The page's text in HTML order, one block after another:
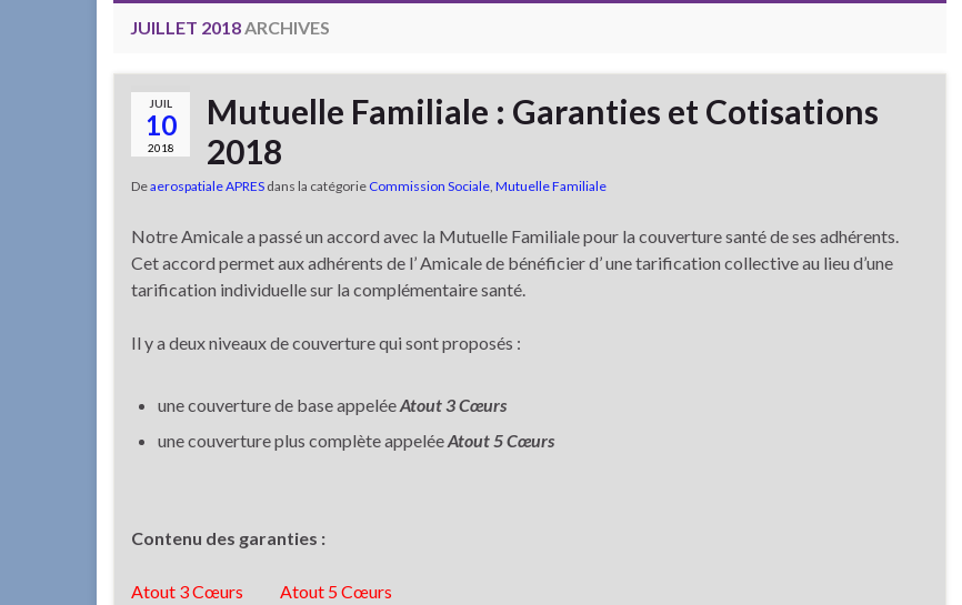
JUILLET 2018ARCHIVES
JUIL
10
2018
Mutuelle Familiale : Garanties et Cotisations
2018
Deaerospatiale APRES dans la catégorie Commission Sociale, Mutuelle Familiale
Notre Amicale a passé un accord avec la Mutuelle Familiale pour la couverture santé de ses adhérents.
Cet accord permet aux adhérents de l’ Amicale de bénéficier d’ une tarification collective au lieu d’une
tarification individuelle sur la complémentaire santé.
Il y a deux niveaux de couverture qui sont proposés :
une couverture de base appeléeAtout 3 Cœurs
une couverture plus complète appeléeAtout 5 Cœurs
Contenu des garanties :
Atout 3 Cœurs Atout 5 Cœurs